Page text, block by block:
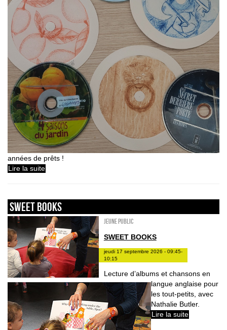
années de prêts !
Lire la suite
sweet books
Jeune public
SWEET BOOKS
jeudi 17 septembre 2026 - 09:45-
10:15
Lecture d’albums et chansons en
langue anglaise pour
les tout-petits, avec
Nathalie Butler.
Lire la suite